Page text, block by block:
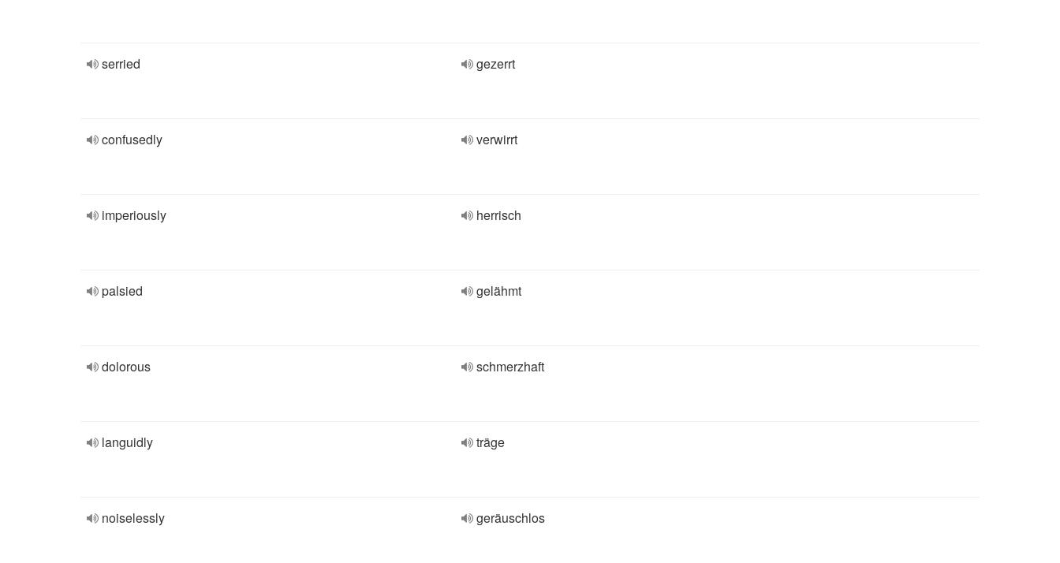
serried gezerrt
confusedly verwirrt
imperiously herrisch
palsied gelähmt
dolorous schmerzhaft
languidly träge
noiselessly geräuschlos